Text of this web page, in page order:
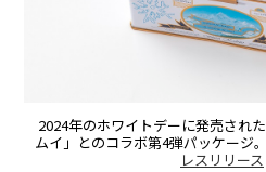
2024年のホワイトデーに発売され
ムイ」とのコラボ第4弾パッケージ
レスリリース